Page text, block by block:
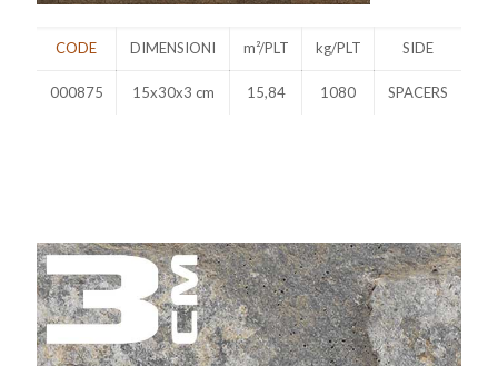
CODE DIMENSIONI m²/PLT kg/PLT SIDE
000875 15x30x3 cm 15,84 1080 SPACERS